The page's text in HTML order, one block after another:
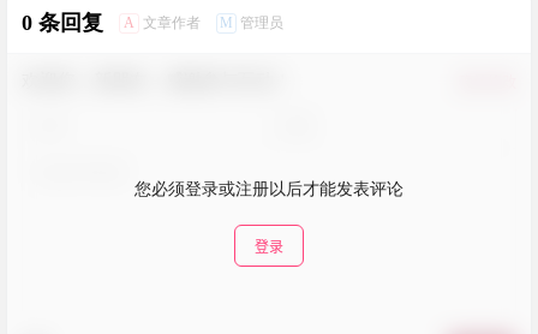
0 条回复 A 文章作者 M 管理员
您必须登录或注册以后才能发表评论
登录